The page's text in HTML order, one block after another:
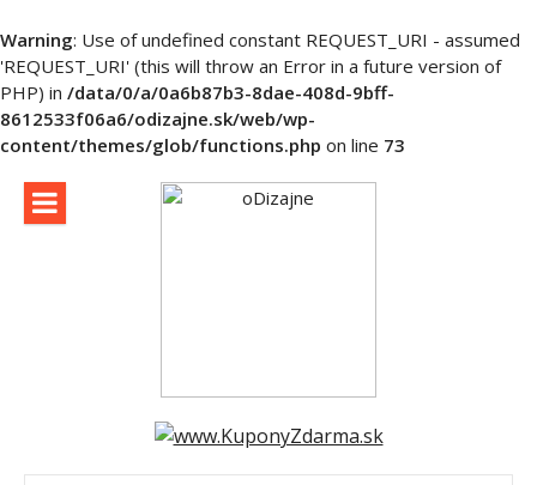
Warning: Use of undefined constant REQUEST_URI - assumed
'REQUEST_URI' (this will throw an Error in a future version of
PHP) in /data/0/a/0a6b87b3-8dae-408d-9bff-
8612533f06a6/odizajne.sk/web/wp-
content/themes/glob/functions.php on line 73
content